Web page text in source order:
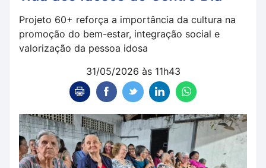
Projeto 60+ reforça a importância da cultura na
promoção do bem-estar, integração social e
valorização da pessoa idosa
31/05/2026 às 11h43